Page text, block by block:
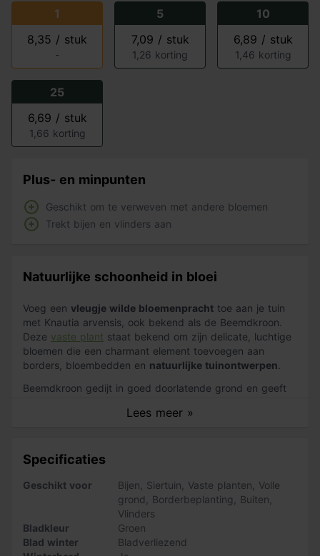
1
8,35 / stuk
-
5
7,09 / stuk
1,26 korting
10
6,89 / stuk
1,46 korting
25
6,69 / stuk
1,66 korting
Plus- en minpunten
Geschikt om te verweven met andere bloemen
Trekt bijen en vlinders aan
Natuurlijke schoonheid in bloei
Voeg een vleugje wilde bloemenpracht toe aan je tuin
met Knautia arvensis, ook bekend als de Beemdkroon.
Deze vaste plant staat bekend om zijn delicate, luchtige
bloemen die een charmant element toevoegen aan
borders, bloembedden en natuurlijke tuinontwerpen
Lees meer »
Beemdkroon gedijt in goed doorlatende grond en geeft
standplaats. Deze wildbloem is een gemakkelijke
plant is voor hetbevorderen van de biodiversiteit
De, bijna kantachtige paarse bloemen, lijken bijna te
zweven en is daarom geschikt om te verweven met
. De gemiddelde hoogte is 60 cm de
bloeitijd is van juli tot augustus.
Specificaties
Geschikt voor Bijen Siertuin Vaste planten
Volle
grond
Borderbeplanting Buiten
Vlinders
Bladkleur
Groen
Blad winter
Bladverliezend